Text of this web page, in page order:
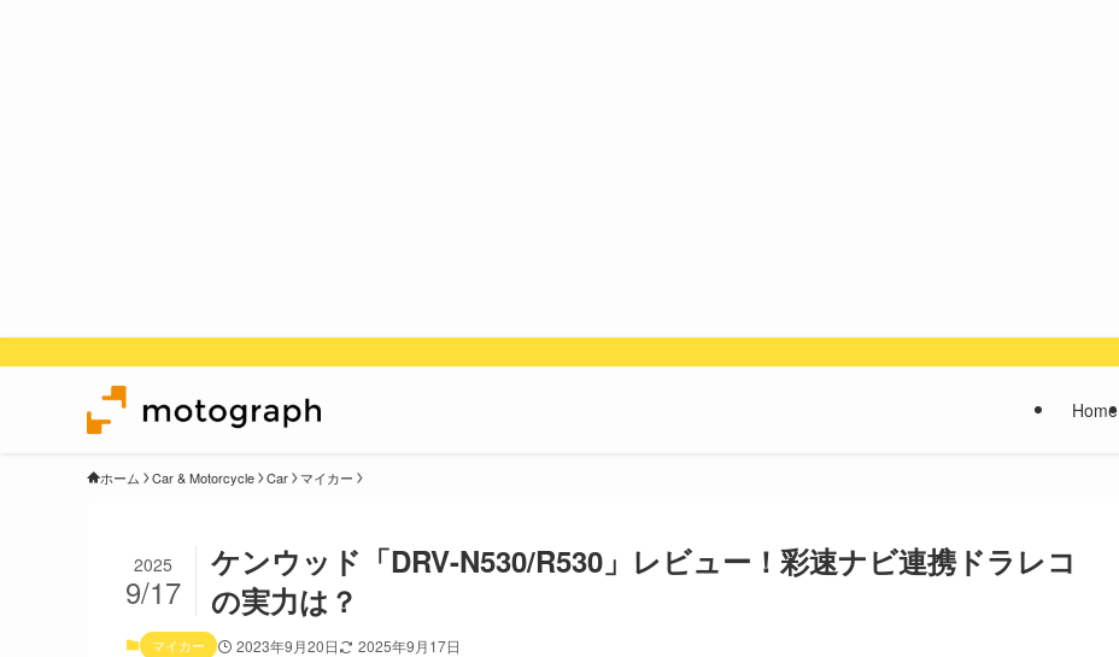
Home
ホーム Car & Motorcycle Car マイカー
ケンウッド「DRV-N530/R530」レビュー！彩速ナビ連携ドラレコ
の実力は？
2025
9/17
マイカー 2023年9月20日 2025年9月17日